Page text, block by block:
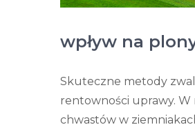
wpływ na
Skuteczne metody
rentowności uprawy.
chwastów w